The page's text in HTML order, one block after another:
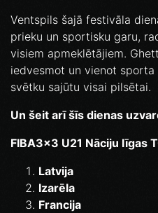
Ventspils šajā festivāla
prieku un sportisku garu,
visiem apmeklētājiem.
iedvesmot un vienot
svētku sajūtu visai pilsētai.
Un šeit arī šīs dienas
FIBA3x3 U21 Nāciju līgas
Latvija
Izarēla
Francija